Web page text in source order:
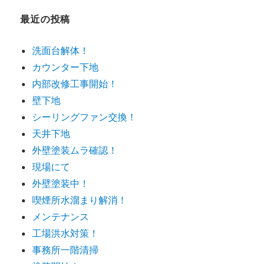
ー
最近の投稿
洗面台解体！
カウンター下地
内部改修工事開始！
壁下地
シーリングファン交換！
天井下地
外壁塗装ムラ確認！
現場にて
外壁塗装中！
喫煙所水溜まり解消！
メンテナンス
工場洪水対策！
事務所一階清掃